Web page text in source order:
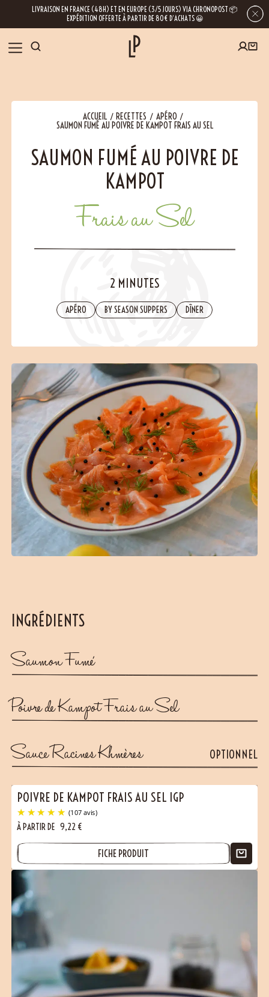
LIVRAISON EN FRANCE (48H) ET EN EUROPE (3/5 JOURS) VIA CHRONOPOST 📦
EXPÉDITION OFFERTE À PARTIR DE 80€ D’ACHATS 😀
NOS ÉPICES
RECETTES
BLOG
NOUS RENDRE VISITE
ACCUEIL RECETTES APÉRO
SAUMON FUMÉ AU POIVRE DE KAMPOT FRAIS AU SEL
SAUMON FUMÉ AU POIVRE DE
KAMPOT
Frais au Sel
2 MINUTES
APÉRO BY SEASON SUPPERS DÎNER
INGRÉDIENTS
Saumon Fumé
Poivre de Kampot Frais au Sel
Sauce Racines Khmères
OPTIONNEL
POIVRE DE KAMPOT FRAIS AU SEL IGP
(107 avis)
À PARTIR DE 9,22 €
FICHE PRODUIT
En laissant votre e-mail, vous obtenez l’accès à nos newsletters riches en
désinscrire est possible à tout moment.